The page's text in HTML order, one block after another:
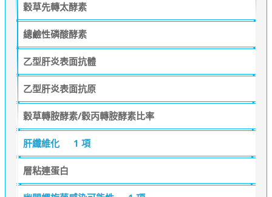
穀草先轉太酵素
總鹼性磷酸酵素
乙型肝炎表面抗體
乙型肝炎表面抗原
穀草轉胺酵素/穀丙轉胺酵素比率
肝纖維化 1 項
層粘連蛋白